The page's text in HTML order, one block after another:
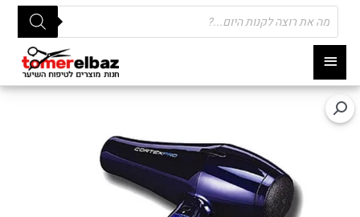
תפריט
ראשי
Products
search